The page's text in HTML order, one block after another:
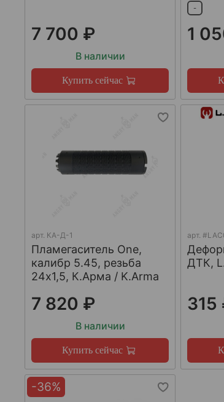
7 700 ₽
В наличии
Купить сейчас
-
1
арт. КА-Д-1
Пламегаситель One,
калибр 5.45, резьба
24х1,5, К.Арма / K.Arma
7 820 ₽
В наличии
Купить сейчас
арт.
ДТК,
315
-36%